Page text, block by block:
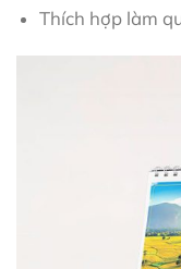
Thích hợp làm